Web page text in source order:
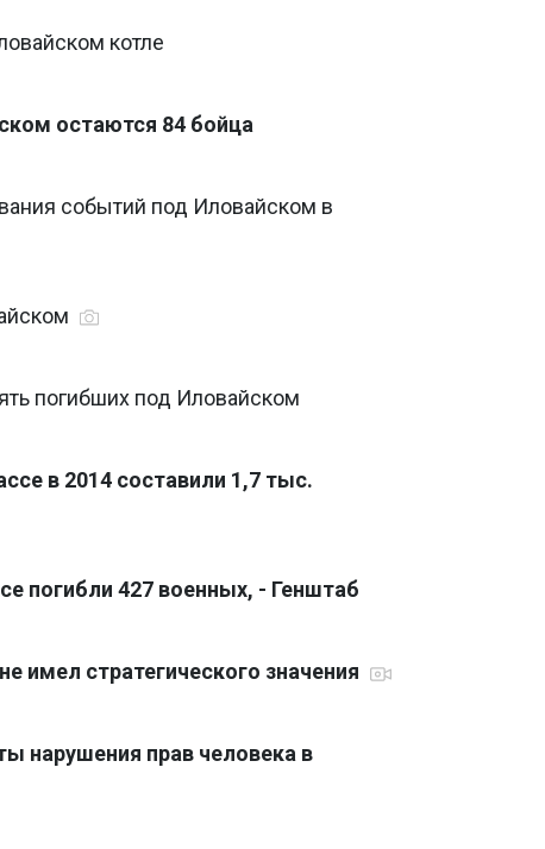
котле
остаются 84 бойца
событий под Иловайском в
погибших под Иловайском
в 2014 составили 1,7 тыс.
погибли 427 военных, - Генштаб
имел стратегического значения
нарушения прав человека в